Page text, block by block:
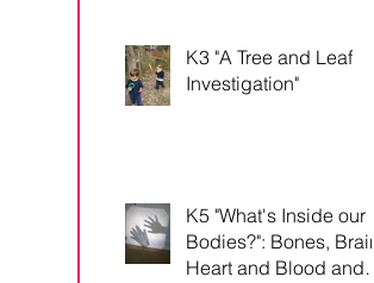
K3 "A Tree and Leaf
Investigation"
K5 "What's Inside our
Bodies?": Bones, Brain,
Heart and Blood and